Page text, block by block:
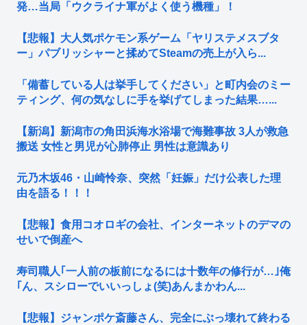
発…当局「ウクライナ軍がよく使う機種」！
【悲報】大人気ポケモン系ゲーム「ヤリステメスブタ
ー」パブリッシャーと揉めてSteamの売上が入ら...
「備蓄している人は挙手してください」と町内会のミー
ティング、何の気なしに手を挙げてしまった結果…...
【新潟】新潟市の角田浜海水浴場で海難事故 3人が救急
搬送 女性と男児が心肺停止 男性は意識あり
元乃木坂46・山崎怜奈、突然「妊娠」だけ公表した理
由を語る！！！
【悲報】食用コオロギの会社、インターネットのデマの
せいで倒産へ
寿司職人｢一人前の板前になるには十数年の修行が…｣俺
｢ん、スシローでいいっしょ(笑)あんまかわん...
【悲報】ジャンポケ斎藤さん、完全にぶっ壊れて終わる